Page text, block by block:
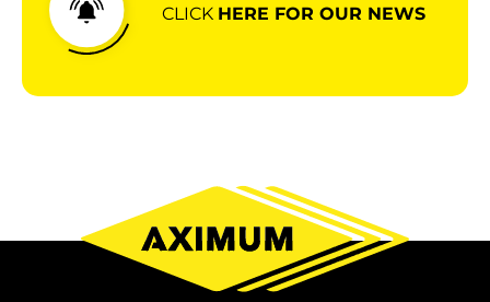
CLICK HERE FOR OUR NEWS